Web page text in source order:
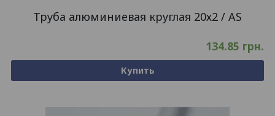
Труба алюминиевая круглая 20х2 / AS
134.85 грн.
Купить